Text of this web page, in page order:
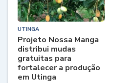
UTINGA
Projeto Nossa Manga
distribui mudas
gratuitas para
fortalecer a produção
em Utinga